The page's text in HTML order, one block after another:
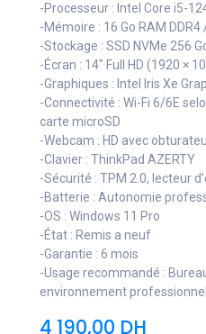
-Processeur : Intel Core i5-
-Mémoire : 16 Go RAM
-Stockage : SSD NVMe 256
-Écran : 14" Full HD (1920 ×
-Graphiques : Intel Iris Xe
-Connectivité : Wi-Fi 6/6E
carte microSD
-Webcam : HD avec
-Clavier : ThinkPad AZERTY
-Sécurité : TPM 2.0, lecteur
-Batterie : Autonomie
-OS : Windows 11 Pro
-État : Remis a neuf
-Garantie : 6 mois
-Usage recommandé :
environnement professionnel
4 190,00 DH